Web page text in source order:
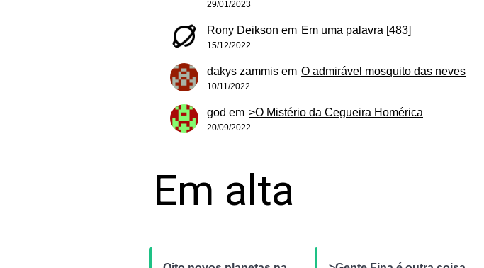
29/01/2023
Rony Deikson em Em uma palavra [483]
15/12/2022
dakys zammis em O admirável mosquito das neves
10/11/2022
god em >O Mistério da Cegueira Homérica
20/09/2022
Em alta